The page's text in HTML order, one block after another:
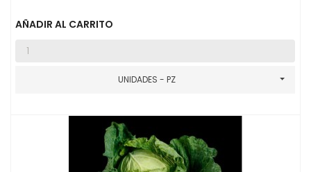
AÑADIR AL CARRITO
UNIDADES - PZ